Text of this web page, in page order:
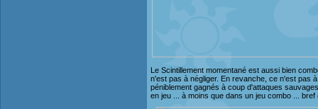
Le Scintillement momentané est aussi bien
n'est pas à négliger. En revanche, ce n'est pas
péniblement gagnés à coup d'attaques
en jeu ... à moins que dans un jeu combo ...